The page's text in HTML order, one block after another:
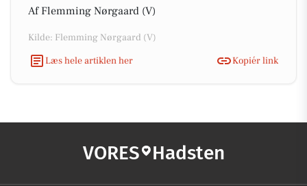
Af Flemming Nørgaard (V)
Kilde: Flemming Nørgaard (V)
Læs hele artiklen her
Kopiér link
VORES Hadsten